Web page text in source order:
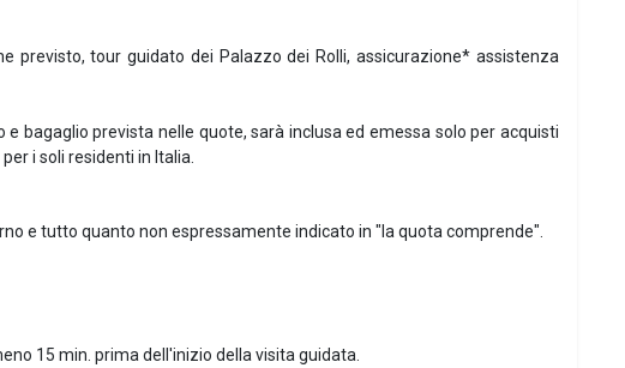
previsto, tour guidato dei Palazzo dei Rolli, assicurazione* assistenza
bagaglio prevista nelle quote, sarà inclusa ed emessa solo per acquisti
i soli residenti in Italia.
e tutto quanto non espressamente indicato in "la quota comprende".
15 min. prima dell'inizio della visita guidata.